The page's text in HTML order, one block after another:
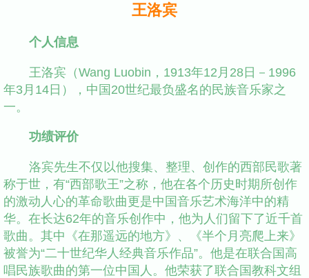
王洛宾
个人信息
王洛宾（Wang Luobin，1913年12月28日－1996
年3月14日），中国20世纪最负盛名的民族音乐家之
一。
功绩评价
洛宾先生不仅以他搜集、整理、创作的西部民歌著
称于世，有“西部歌王”之称，他在各个历史时期所创作
的激动人心的革命歌曲更是中国音乐艺术海洋中的精
华。在长达62年的音乐创作中，他为人们留下了近千首
歌曲。其中《在那遥远的地方》、《半个月亮爬上来》
被誉为“二十世纪华人经典音乐作品”。他是在联合国高
唱民族歌曲的第一位中国人。他荣获了联合国教科文组